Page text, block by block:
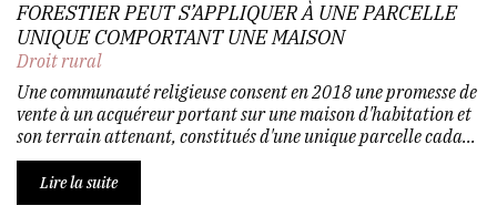
FORESTIER PEUT S’APPLIQUER À UNE PARCELLE
UNIQUE COMPORTANT UNE MAISON
Droit rural
Une communauté religieuse consent en 2018 une promesse de
vente à un acquéreur portant sur une maison d'habitation et
son terrain attenant, constitués d'une unique parcelle cada...
Lire la suite